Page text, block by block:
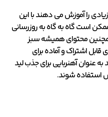
را آموزش می دهند با این
است گاه به گاه به روزرسانی
محتوای همیشه سبز
قابل اشتراک و آماده برای
به عنوان آهنربایی برای جذب لید
استفاده شوند.